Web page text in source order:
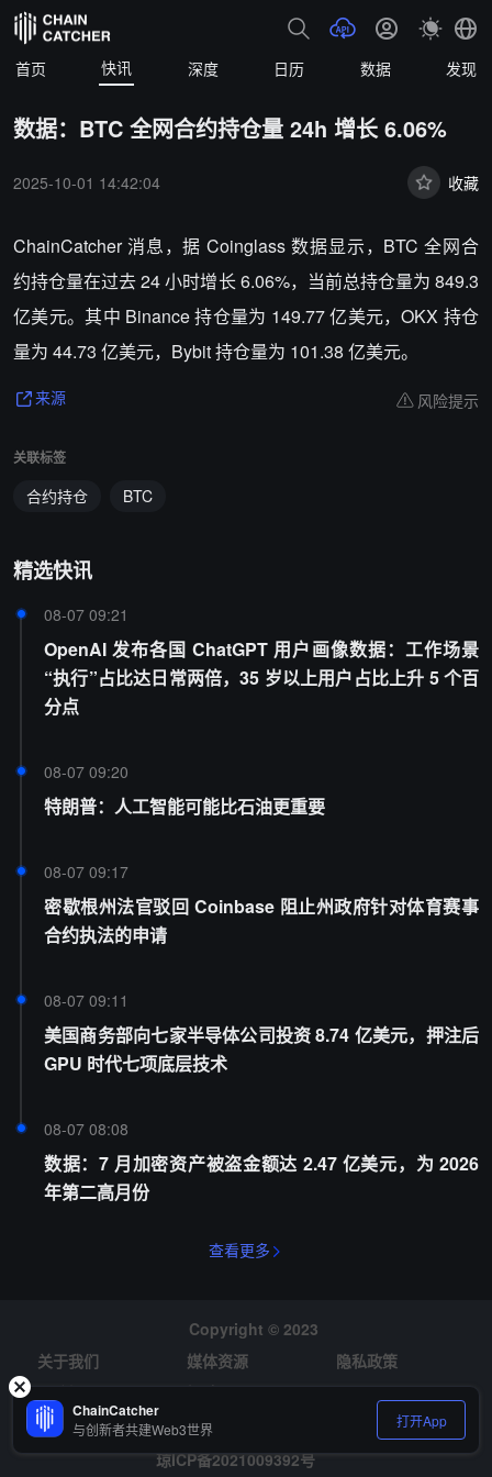
首页 快讯 深度 日历 数据 发现
数据：BTC 全网合约持仓量 24h 增长 6.06%
2025-10-01 14:42:04 收藏
ChainCatcher 消息，据 Coinglass 数据显示，BTC 全网合
约持仓量在过去 24 小时增长 6.06%，当前总持仓量为 849.3
亿美元。其中 Binance 持仓量为 149.77 亿美元，OKX 持仓
量为 44.73 亿美元，Bybit 持仓量为 101.38 亿美元。
来源 风险提示
关联标签
合约持仓 BTC
精选快讯
08-07 09:21
OpenAI 发布各国 ChatGPT 用户画像数据：工作场景
“执行”占比达日常两倍，35 岁以上用户占比上升 5 个百
分点
08-07 09:20
特朗普：人工智能可能比石油更重要
08-07 09:17
密歇根州法官驳回 Coinbase 阻止州政府针对体育赛事
合约执法的申请
08-07 09:11
美国商务部向七家半导体公司投资 8.74 亿美元，押注后
GPU 时代七项底层技术
08-07 08:08
数据：7 月加密资产被盗金额达 2.47 亿美元，为 2026
年第二高月份
查看更多
Copyright © 2023
关于我们
媒体资源
隐私政策
风险提示
招聘
琼ICP备2021009392号
ChainCatcher
与创新者共建Web3世界 打开App